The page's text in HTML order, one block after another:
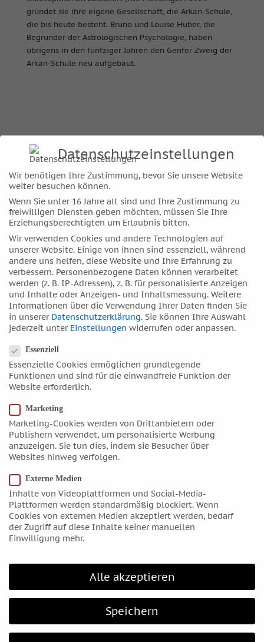
gründet sie ihre eigene Gesellschaft, die Arkan-Schule,
die bis heute besteht. Bruno und Louise Huber, die
Begründer der Astrologischen Psychologie, haben
übrigens in den fünfziger Jahren den Genfer Zweig der
Arkan-Schule neu aufgebaut.
Dane Rudhyar, 23. März 1895, 0.42 Uhr (LMT), Paris, F
Datenquelle: Lois Roddens Astrodatabank mit einem A-
Rating
Neben der starken Feuerbetonung im Horoskop ist vor
allem die Stellung der Planeten jenseits von Saturn
beieinander, von 1890 bis Mitte 1895 bewegen sich die
beiden äußeren Planeten im Gradbereich von 4 bis 17
Grad Zwillinge ständig in einer mehr oder weniger
engen Konjunktion. In den darauffolgenden Jahren läuft
Saturn im Skorpion zügig auf Uranus zu. Ab Ende 1896
bildet er eine mehrfache Konjunktion mit Uranus, die
sich auf den letzten zehn Graden im Zeichen Skorpion
ereignet.
Möglicherweise ist dieser Zeitraum des
auch deshalb so reich an Reformversuchen,
avantgardistischen Bewegungen und gleichzeitig tief
empfundener gesellschaftlicher Verunsicherung.
Informationen
Wegbeschreibung
Datenschutzeinstellungen
Wir benötigen Ihre Zustimmung, bevor Sie unsere Website
weiter besuchen können.
Wenn Sie unter 16 Jahre alt sind und Ihre Zustimmung zu
freiwilligen Diensten geben möchten, müssen Sie Ihre
Erziehungsberechtigten um Erlaubnis bitten.
Wir verwenden Cookies und andere Technologien auf
unserer Website. Einige von ihnen sind essenziell, während
andere uns helfen, diese Website und Ihre Erfahrung zu
verbessern. Personenbezogene Daten können verarbeitet
werden (z. B. IP-Adressen), z. B. für personalisierte Anzeigen
und Inhalte oder Anzeigen- und Inhaltsmessung. Weitere
Informationen über die Verwendung Ihrer Daten finden Sie
in unserer Datenschutzerklärung. Sie können Ihre Auswahl
jederzeit unter Einstellungen widerrufen oder anpassen.
Essenziell
Essenzielle Cookies ermöglichen grundlegende
Funktionen und sind für die einwandfreie Funktion der
Website erforderlich.
Marketing
Marketing-Cookies werden von Drittanbietern oder
Publishern verwendet, um personalisierte Werbung
anzuzeigen. Sie tun dies, indem sie Besucher über
Websites hinweg verfolgen.
Externe Medien
Inhalte von Videoplattformen und Social-Media-
Plattformen werden standardmäßig blockiert. Wenn
Cookies von externen Medien akzeptiert werden, bedarf
der Zugriff auf diese Inhalte keiner manuellen
Einwilligung mehr.
Alle akzeptieren
Speichern